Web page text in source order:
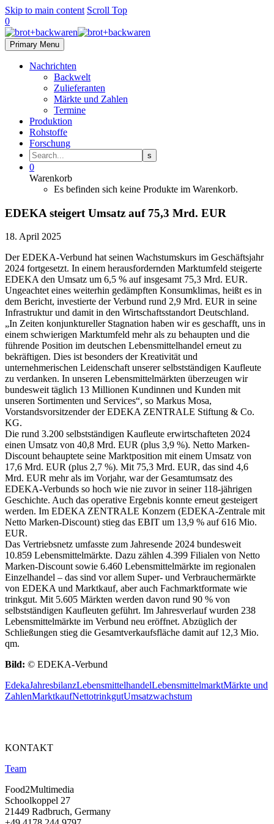
Skip to main content Scroll Top
0
Primary Menu
Nachrichten
Backwelt
Zulieferanten
Märkte und Zahlen
Termine
Produktion
Rohstoffe
Forschung
0
Warenkorb
Es befinden sich keine Produkte im Warenkorb.
EDEKA steigert Umsatz auf 75,3 Mrd. EUR
18. April 2025
Der EDEKA-Verbund hat seinen Wachstumskurs im Geschäftsjahr
2024 fortgesetzt. In einem herausfordernden Marktumfeld steigerte
EDEKA den Umsatz um 6,5 % auf insgesamt 75,3 Mrd. EUR.
Ungeachtet eines weiterhin gedämpften Konsumklimas, heißt es in
dem Bericht, investierte der Verbund rund 2,9 Mrd. EUR in seine
Infrastruktur und damit in den Wirtschaftsstandort Deutschland.
„In Zeiten konjunktureller Stagnation haben wir es geschafft, uns in
einem schwierigen Marktumfeld mehr als zu behaupten und die
führende Position im deutschen Lebensmittelhandel erneut zu
bekräftigen. Dies ist besonders der Kreativität und
unternehmerischen Leidenschaft unserer selbstständigen Kaufleute
zu verdanken. In unseren Lebensmittelmärkten überzeugen wir
bundesweit täglich 13 Millionen Kundinnen und Kunden mit
unseren Sortimenten und Services“, so Markus Mosa,
Vorstandsvorsitzender der EDEKA ZENTRALE Stiftung & Co.
KG.
Die rund 3.200 selbstständigen Kaufleute erwirtschafteten 2024
einen Umsatz von 40,8 Mrd. EUR (plus 3,9 %). Netto Marken-
Discount behauptete seine Marktposition mit einem Umsatz von
17,6 Mrd. EUR (plus 2,7 %). Mit 75,3 Mrd. EUR, das sind 4,6
Mrd. EUR mehr als im Vorjahr, war der Gesamtumsatz des
EDEKA-Verbunds so hoch wie nie zuvor in seiner 118-jährigen
Geschichte. Auch das operative Ergebnis konnte erneut gesteigert
werden. Im EDEKA ZENTRALE Konzern (EDEKA-Zentrale mit
Netto Marken-Discount) stieg das EBIT um 13,9 % auf 616 Mio.
EUR.
Das Vertriebsnetz umfasste zum Jahresende 2024 bundesweit
10.859 Lebensmittelmärkte. Dazu zählen 4.399 Filialen von Netto
Marken-Discount sowie 6.460 Lebensmittelmärkte im regionalen
Einzelhandel – das sind vor allem Super- und Verbrauchermärkte
von EDEKA und Marktkauf, aber auch Fachmarktformate wie
trinkgut. Mit 5.605 Märkten werden davon rund 90 % von
selbstständigen Kaufleuten geführt. Im Jahresverlauf wurden 238
Lebensmittelmärkte im Verbund neu eröffnet. Abzüglich der
Schließungen stieg die Gesamtverkaufsfläche damit auf 12,3 Mio.
qm.
Bild: © EDEKA-Verbund
EdekaJahresbilanzLebensmittelhandelLebensmittelmarktMärkte und
ZahlenMarktkaufNettotrinkgutUmsatzwachstum
KONTAKT
Team
Food2Multimedia
Schoolkoppel 27
21449 Radbruch, Germany